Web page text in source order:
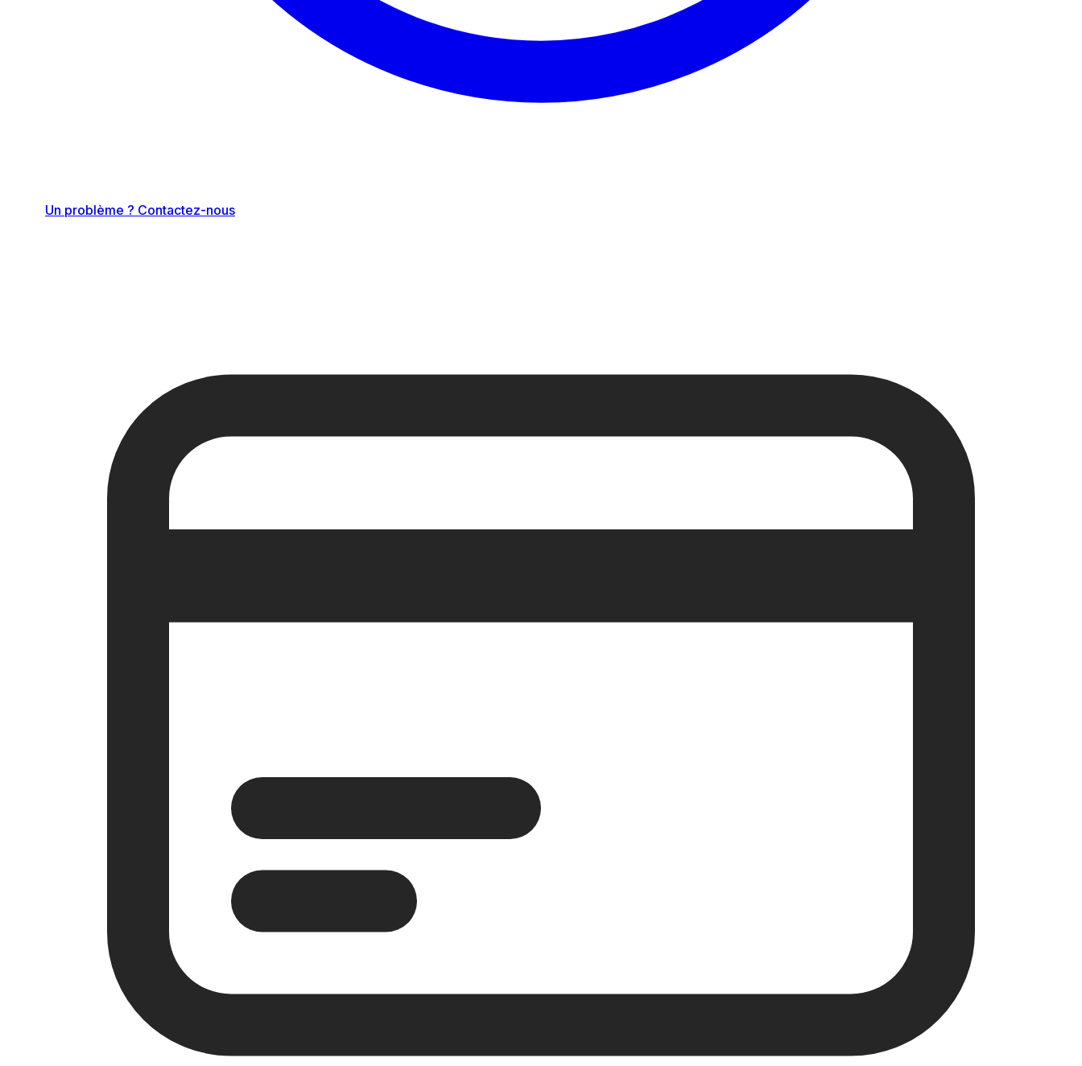
Un problème ? Contactez-nous